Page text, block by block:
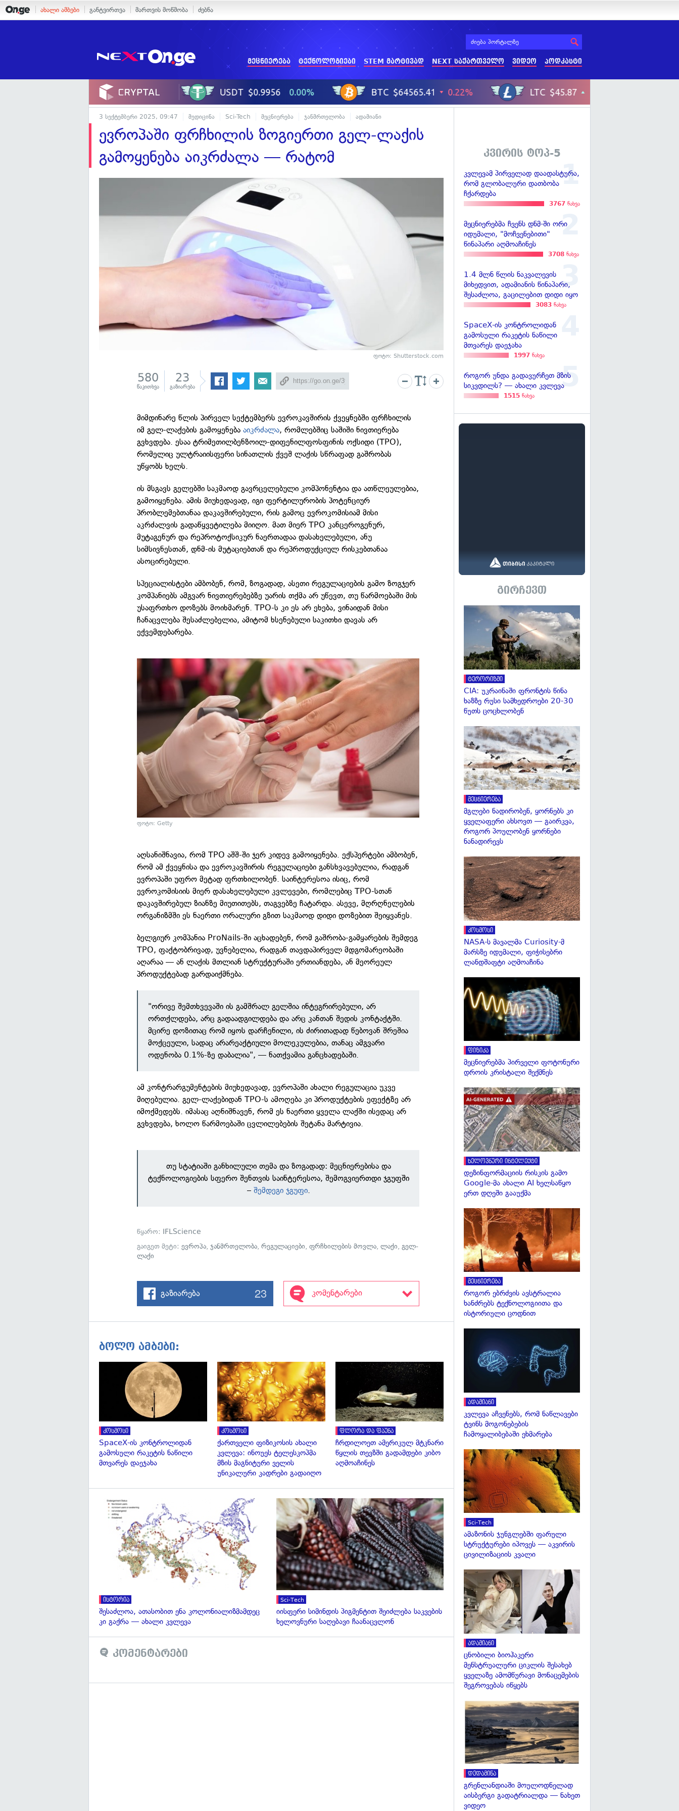
ახალი ამბები განტვირთვა მართვის მოწმობა ძებნა
მეცნიერება ტექნოლოგიები STEM მარტივად NEXT საქართველო ვიდეო პოდკასტი
3 სექტემბერი 2025, 09:47 მედიცინა Sci-Tech მეცნიერება ჯანმრთელობა ადამიანი
ევროპაში ფრჩხილის ზოგიერთი გელ-ლაქის
გამოყენება აიკრძალა — რატომ
ფოტო: Shutterstock.com
580
წაკითხვა
23
გაზიარება
მიმდინარე წლის პირველ სექტემბერს ევროკავშირის ქვეყნებში ფრჩხილის
იმ გელ-ლაქების გამოყენებააიკრძალა, რომლებშიც საშიში ნივთიერება
გვხვდება. ესაა ტრიმეთილბენზოილ-დიფენილფოსფინის ოქსიდი (TPO),
რომელიც ულტრაიისფერი სინათლის ქვეშ ლაქის სწრაფად გაშრობას
უწყობს ხელს.
ის მსგავს გელებში საკმაოდ გავრცელებული კომპონენტია და ათწლეულებია,
გამოიყენება. ამის მიუხედავად, იგი ფერტილურობის პოტენციურ
პრობლემებთანაა დაკავშირებული, რის გამოც ევროკომისიამ მისი
აკრძალვის გადაწყვეტილება მიიღო. მათ მიერ TPO კანცეროგენურ,
მუტაგენურ და რეპროტოქსიკურ ნაერთადაა დასახელებული, ანუ
სიმსივნესთან, დნმ-ის მუტაციებთან და რეპროდუქციულ რისკებთანაა
ასოცირებული.
სპეციალისტები ამბობენ, რომ, ზოგადად, ასეთი რეგულაციების გამო ზოგჯერ
კომპანიებს ამგვარ ნივთიერებებზე უარის თქმა არ უწევთ, თუ წარმოებაში მის
უსაფრთხო დოზებს მოიხმარენ. TPO-ს კი ეს არ ეხება, ვინაიდან მისი
ჩანაცვლება შესაძლებელია, ამიტომ ხსენებული საკითხი დავას არ
ექვემდებარება.
ფოტო: Getty
აღსანიშნავია, რომ TPO აშშ-ში ჯერ კიდევ გამოიყენება. ექსპერტები ამბობენ,
რომ ამ ქვეყნისა და ევროკავშირის რეგულაციები განსხვავებულია, რადგან
ევროპაში უფრო მეტად ფრთხილობენ. საინტერესოა ისიც, რომ
ევროკომისიის მიერ დასახელებული კვლევები, რომლებიც TPO-სთან
დაკავშირებულ ზიანზე მიუთითებს, თაგვებზე ჩატარდა. ასევე, მღრღნელების
ორგანიზმში ეს ნაერთი ორალური გზით საკმაოდ დიდი დოზებით შეიყვანეს.
ბელგიურ კომპანია ProNails-ში აცხადებენ, რომ გაშრობა-გამყარების შემდეგ
TPO, ფაქტობრივად, უვნებელია, რადგან თავდაპირველ მდგომარეობაში
აღარაა — ან ლაქის მთლიან სტრუქტურაში ერთიანდება, ან მეორეულ
პროდუქტებად გარდაიქმნება.
"ორივე შემთხვევაში ის გამშრალ გელშია ინტეგრირებული, არ
ორთქლდება, არც გადაადგილდება და არც კანთან შედის კონტაქტში.
მცირე დოზითაც რომ იყოს დარჩენილი, ის ძირითადად წებოვან შრეშია
მოქცეული, სადაც არარეაქტიული მოლეკულებია, თანაც ამგვარი
ოდენობა 0.1%-ზე დაბალია", — ნათქვამია განცხადებაში.
ამ კონტრარგუმენტების მიუხედავად, ევროპაში ახალი რეგულაცია უკვე
მიღებულია. გელ-ლაქებიდან TPO-ს ამოღება კი პროდუქტების ეფექტზე არ
იმოქმედებს. იმასაც აღნიშნავენ, რომ ეს ნაერთი ყველა ლაქში ისედაც არ
გვხვდება, ხოლო წარმოებაში ცვლილებების შეტანა მარტივია.
თუ სტატიაში განხილული თემა და ზოგადად: მეცნიერებისა და
ტექნოლოგიების სფერო შენთვის საინტერესოა, შემოგვიერთდი ჯგუფში
–შემდეგი ჯგუფი.
წყარო: IFLScience
გაიგეთ მეტი:ევროპა,ჯანმრთელობა,რეგულაციები,ფრჩხილების მოვლა,ლაქი,გელ-
ლაქი
გაზიარება 23 კომენტარები
ბოლო ამბები:
გადახედვა
კოსმოსი
SpaceX-ის კონტროლიდან
გამოსული რაკეტის ნაწილი
მთვარეს დაეჯახა
კოსმოსი
ქართველი ფიზიკოსის ახალი
კვლევა: ინოუეს ტელესკოპმა
მზის მაგნიტური ველის
უნიკალური კადრები გადაიღო
გადახედვა
ფლორა და ფაუნა
ჩრდილოეთ ამერიკულ მტკნარი
წყლის თევზში გადამდები კიბო
აღმოაჩინეს
გადახედვა
ისტორია
შესაძლოა, ათასობით ენა კოლონიალიზმამდეც
კი გაქრა — ახალი კვლევა
გადახედვა
Sci-Tech
იისფერი სიმინდის პიგმენტით შეიძლება საკვების
ხელოვნური საღებავი ჩაანაცვლონ
კომენტარები
კვირის ტოპ-5
კვლევამ პირველად დაადასტურა,
რომ გლობალური დათბობა
ჩქარდება
3767 ნახვა
მეცნიერებმა ჩვენს დნმ-ში ორი
იდუმალი, "მოჩვენებითი"
წინაპარი აღმოაჩინეს
3708 ნახვა
1.4 მლნ წლის ნაკვალევის
მიხედვით, ადამიანის წინაპარი,
შესაძლოა, გაცილებით დიდი იყო
3083 ნახვა
SpaceX-ის კონტროლიდან
გამოსული რაკეტის ნაწილი
მთვარეს დაეჯახა
1997 ნახვა
როგორ უნდა გადავურჩეთ მზის
სიკვდილს? — ახალი კვლევა
1515 ნახვა
გირჩევთ
ტერორიზმი
CIA: უკრაინაში ფრონტის წინა
ხაზზე რუსი სამხედროები 20-30
წუთს ცოცხლობენ
მეცნიერება
მგლები ნადირობენ, ყორნებს კი
ყველაფერი ახსოვთ — გაირკვა,
როგორ პოულობენ ყორნები
ნანადირევს
კოსმოსი
NASA-ს მავალმა Curiosity-მ
მარსზე იდუმალი, ფიჭისებრი
ლანდშაფტი აღმოაჩინა
ფიზიკა
მეცნიერებმა პირველი ფოტონური
დროის კრისტალი შექმნეს
ხელოვნური ინტელექტი
დეზინფორმაციის რისკის გამო
Google-მა ახალი AI ხელსაწყო
ერთ დღეში გააუქმა
მეცნიერება
როგორ ებრძვის ავსტრალია
ხანძრებს ტექნოლოგიითა და
ისტორიული ცოდნით
ადამიანი
კვლევა აჩვენებს, რომ ნაწლავები
ტვინს მოგონებების
ჩამოყალიბებაში ეხმარება
Sci-Tech
ამაზონის ჯუნგლებში ფარული
სტრუქტურები იპოვეს — აკვირის
ცივილიზაციის კვალი
ადამიანი
ცნობილი ბიოჰაკერი
მენსტრუალური ციკლის შესახებ
ყველაზე ამომწურავი მონაცემების
შეგროვებას იწყებს
დედამიწა
გრენლანდიაში მოულოდნელად
აისბერგი გადატრიალდა — ნახეთ
ვიდეო